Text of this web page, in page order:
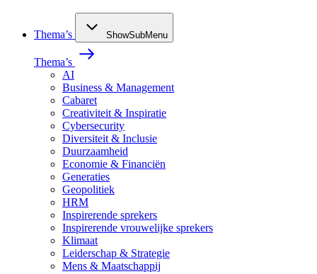
Thema’s ShowSubMenu
Thema’s
AI
Business & Management
Cabaret
Creativiteit & Inspiratie
Cybersecurity
Diversiteit & Inclusie
Duurzaamheid
Economie & Financiën
Generaties
Geopolitiek
HRM
Inspirerende sprekers
Inspirerende vrouwelijke sprekers
Klimaat
Leiderschap & Strategie
Mens & Maatschappij